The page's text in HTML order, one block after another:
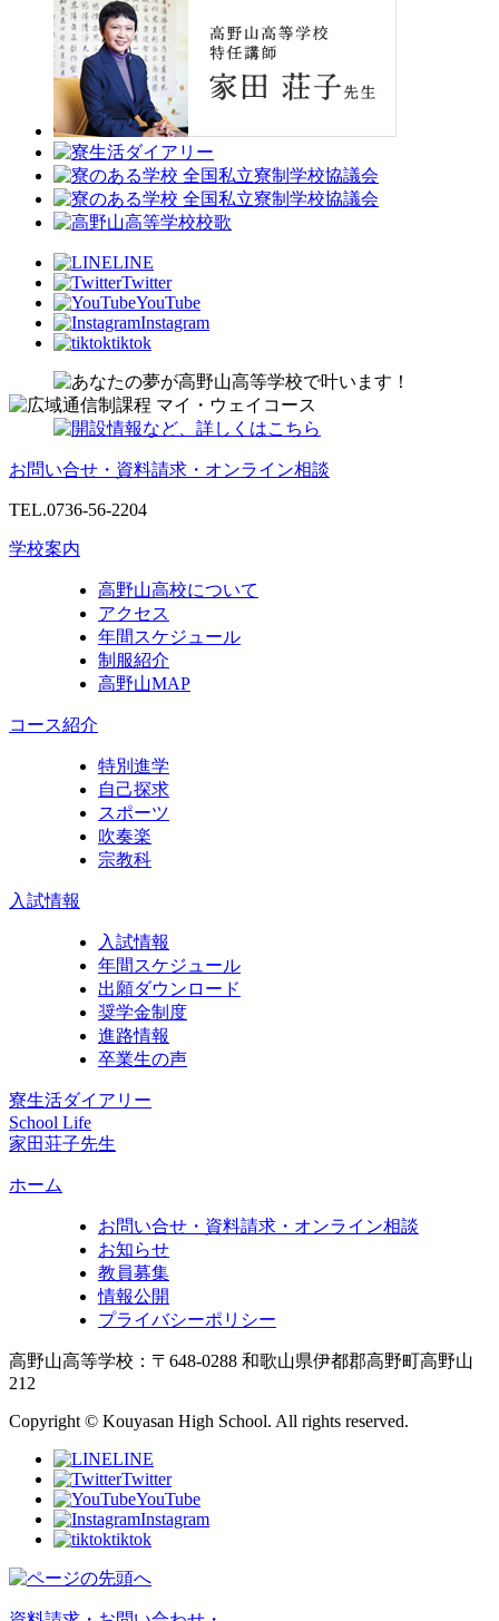
LINE
Twitter
YouTube
Instagram
tiktok
お問い合せ・資料請求・オンライン相談
TEL.0736-56-2204
学校案内
高野山高校について
アクセス
年間スケジュール
制服紹介
高野山MAP
コース紹介
特別進学
自己探求
スポーツ
吹奏楽
宗教科
入試情報
入試情報
年間スケジュール
出願ダウンロード
奨学金制度
進路情報
卒業生の声
寮生活ダイアリー
School Life
家田荘子先生
ホーム
お問い合せ・資料請求・オンライン相談
お知らせ
教員募集
情報公開
プライバシーポリシー
高野山高等学校：〒648-0288 和歌山県伊都郡高野町高野山
212
Copyright © Kouyasan High School. All rights reserved.
LINE
Twitter
YouTube
Instagram
tiktok